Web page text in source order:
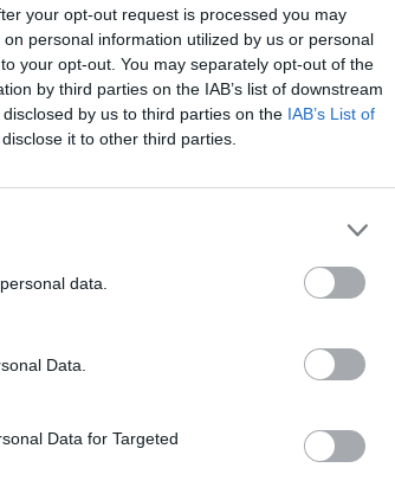
your opt-out request is processed you may
personal information utilized by us or personal
your opt-out. You may separately opt-out of the
by third parties on the IAB’s list of downstream
by us to third parties on the IAB’s List of
it to other third parties.
data.
Data.
Data for Targeted
και βρήκε